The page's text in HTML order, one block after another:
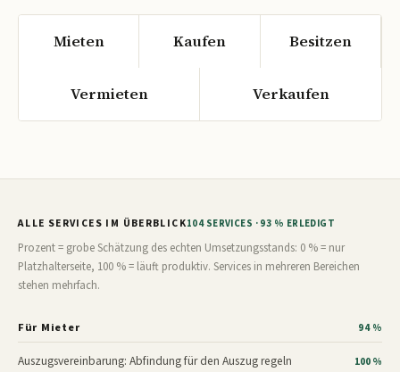
Mieten Kaufen Besitzen
Vermieten Verkaufen
ALLE SERVICES IM ÜBERBLICK104 SERVICES · 93 % ERLEDIGT
Prozent = grobe Schätzung des echten Umsetzungsstands: 0 % = nur
Platzhalterseite, 100 % = läuft produktiv. Services in mehreren Bereichen
stehen mehrfach.
Für Mieter 94 %
Auszugsvereinbarung: Abfindung für den Auszug regeln 100 %